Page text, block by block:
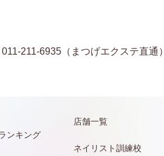
211-6935（まつげエクステ直通）
ンキング
店舗一覧
ネイリスト訓練校